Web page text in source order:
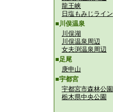
龍王峡
日塩もみじライン
■川俣温泉
川俣湖
川俣温泉周辺
女夫渕温泉周辺
■足尾
庚申山
■宇都宮
宇都宮市森林公園
栃木県中央公園